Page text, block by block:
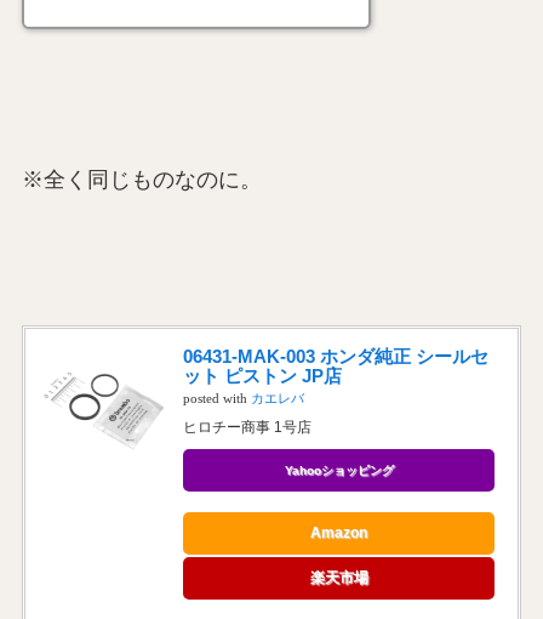
※全く同じものなのに。
06431-MAK-003 ホンダ純正 シールセ
ット ピストン JP店
posted with カエレバ
ヒロチー商事 1号店
Yahooショッピング
Amazon
楽天市場